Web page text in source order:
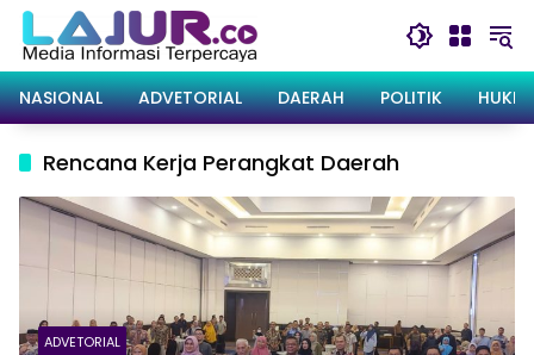
Langsung
konten
NASIONAL
ADVETORIAL DAERAH POLITIK
Rencana Kerja Perangkat Daerah
ADVETORIAL